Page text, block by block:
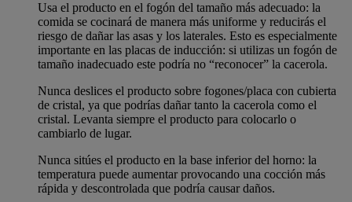
Usa el producto en el fogón del tamaño más adecuado: la
comida se cocinará de manera más uniforme y reducirás el
riesgo de dañar las asas y los laterales. Esto es especialmente
importante en las placas de inducción: si utilizas un fogón de
tamaño inadecuado este podría no “reconocer” la cacerola.
Nunca deslices el producto sobre fogones/placa con cubierta
de cristal, ya que podrías dañar tanto la cacerola como el
cristal. Levanta siempre el producto para colocarlo o
cambiarlo de lugar.
Nunca sitúes el producto en la base inferior del horno: la
temperatura puede aumentar provocando una cocción más
rápida y descontrolada que podría causar daños.